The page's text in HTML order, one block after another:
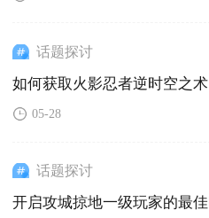
话题探讨
如何获取火影忍者逆时空之术
05-28
话题探讨